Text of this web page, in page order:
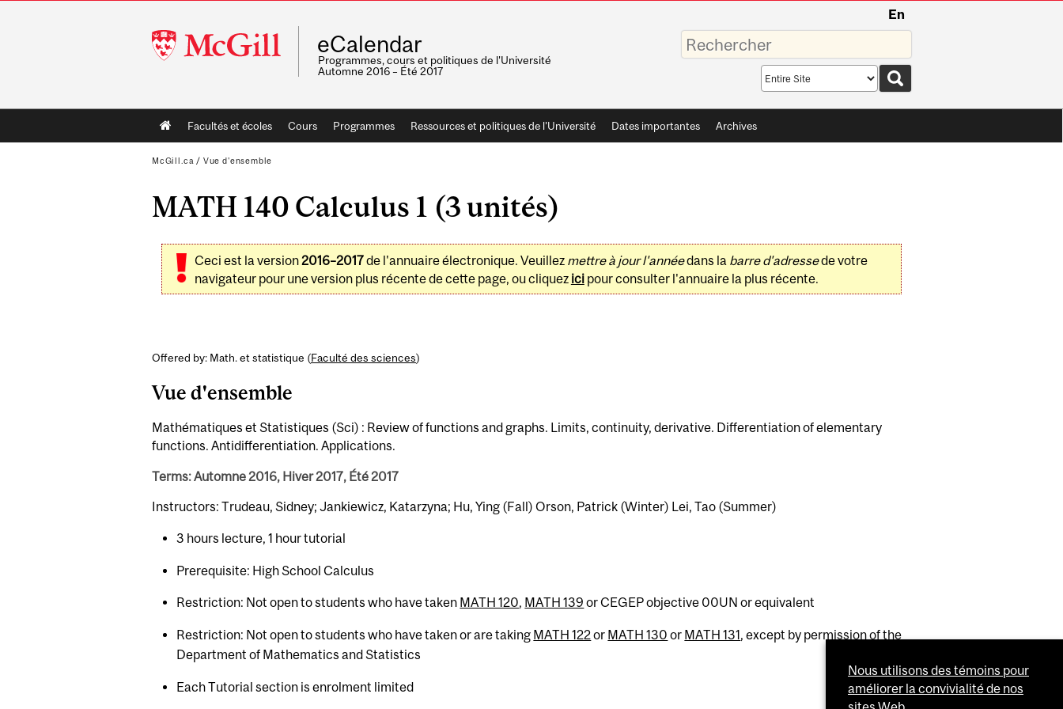
McGill
University
En
eCalendar
Programmes, cours et politiques de l'Université
Automne 2016 – Été 2017
Saisissez
vos
mots-
Search
scope
Main
navigation
Facultés et écoles Cours Programmes Ressources et politiques de l'Université Dates importantes Archives
McGill.ca / Vue d'ensemble
MATH 140 Calculus 1 (3 unités)
Ceci est la version2016–2017de l'annuaire électronique. Veuillez mettre à jour l'annéedans la barre d'adressede votre
navigateur pour une version plus récente de cette page, ou cliquez icipour consulter l'annuaire la plus récente.
Offered by: Math. et statistique (Faculté des sciences)
Vue d'ensemble
Mathématiques et Statistiques (Sci) : Review of functions and graphs. Limits, continuity, derivative. Differentiation of elementary
functions. Antidifferentiation. Applications.
Terms: Automne 2016, Hiver 2017, Été 2017
Instructors: Trudeau, Sidney; Jankiewicz, Katarzyna; Hu, Ying (Fall) Orson, Patrick (Winter) Lei, Tao (Summer)
3 hours lecture, 1 hour tutorial
Prerequisite: High School Calculus
Restriction: Not open to students who have taken MATH 120, MATH 139 or CEGEP objective 00UN or equivalent
Restriction: Not open to students who have taken or are taking MATH 122or MATH 130 or MATH 131, except by permission of the
Department of Mathematics and Statistics
Each Tutorial section is enrolment limited
Nous utilisons des témoins pour
améliorer la convivialité de nos